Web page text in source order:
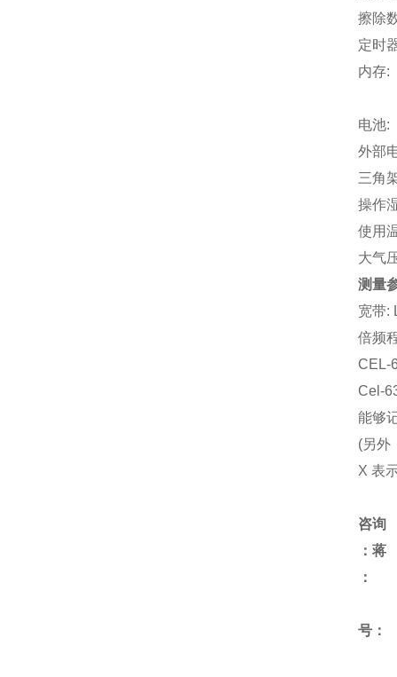
擦除
定时
内存:
电池
外部
三角
操作
使用
大气
测量
宽带:
倍频
CEL-
Cel-
能够
(另外
X 表
咨询
：蒋
号：